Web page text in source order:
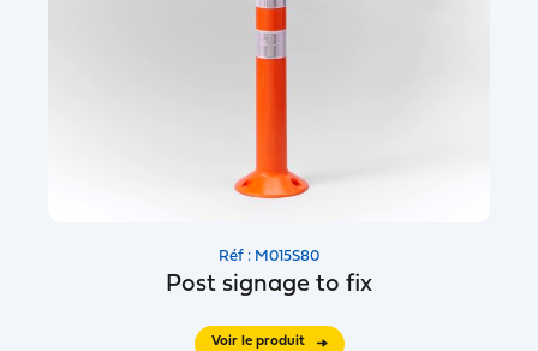
Réf : M015S80
Post signage to fix
Voir le produit